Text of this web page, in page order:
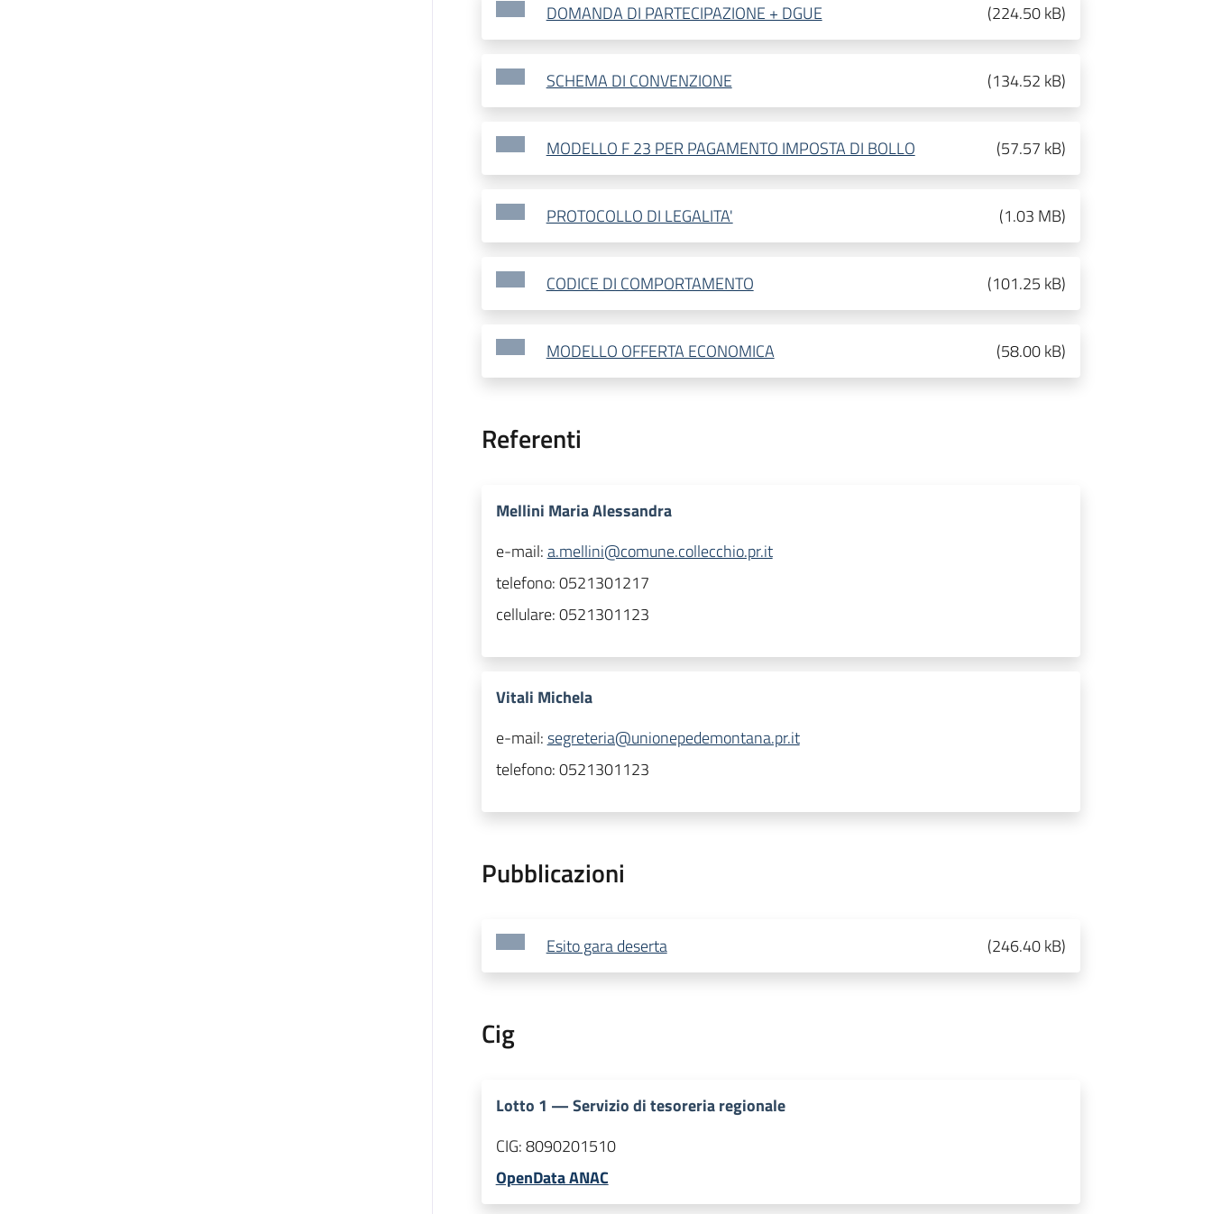
DOMANDA DI PARTECIPAZIONE + DGUE (224.50 kB)
SCHEMA DI CONVENZIONE (134.52 kB)
MODELLO F 23 PER PAGAMENTO IMPOSTA DI BOLLO (57.57 kB)
PROTOCOLLO DI LEGALITA' (1.03 MB)
CODICE DI COMPORTAMENTO (101.25 kB)
MODELLO OFFERTA ECONOMICA (58.00 kB)
Referenti
Mellini Maria Alessandra
e-mail:a.mellini@comune.collecchio.pr.it
telefono:0521301217
cellulare:0521301123
Vitali Michela
e-mail:segreteria@unionepedemontana.pr.it
telefono:0521301123
Pubblicazioni
Esito gara deserta (246.40 kB)
Cig
Lotto 1 —Servizio di tesoreria regionale
CIG:8090201510
OpenData ANAC